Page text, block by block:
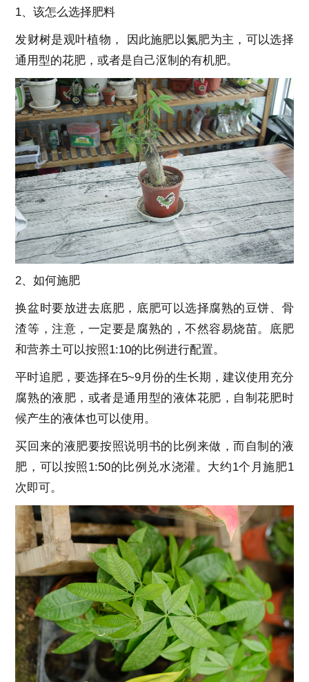
1、该怎么选择肥料
发财树是观叶植物， 因此施肥以氮肥为主，可以选择
通用型的花肥，或者是自己沤制的有机肥。
2、如何施肥
换盆时要放进去底肥，底肥可以选择腐熟的豆饼、骨
渣等，注意，一定要是腐熟的，不然容易烧苗。底肥
和营养土可以按照1:10的比例进行配置。
平时追肥，要选择在5~9月份的生长期，建议使用充分
腐熟的液肥，或者是通用型的液体花肥，自制花肥时
候产生的液体也可以使用。
买回来的液肥要按照说明书的比例来做，而自制的液
肥，可以按照1:50的比例兑水浇灌。大约1个月施肥1
次即可。